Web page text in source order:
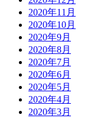
2020年11月
2020年10月
2020年9月
2020年8月
2020年7月
2020年6月
2020年5月
2020年4月
2020年3月